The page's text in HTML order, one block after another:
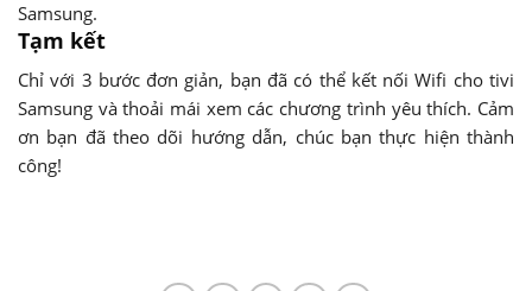
Samsung.
Tạm kết
Chỉ với 3 bước đơn giản, bạn đã có thể kết nối Wifi cho tivi
Samsung và thoải mái xem các chương trình yêu thích. Cảm
ơn bạn đã theo dõi hướng dẫn, chúc bạn thực hiện thành
công!